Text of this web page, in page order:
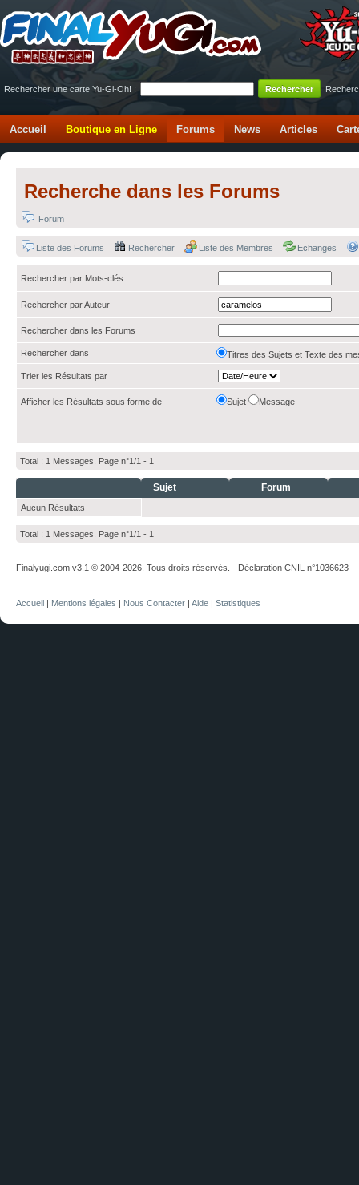
Rechercher une carte Yu-Gi-Oh! :
Accueil Boutique en Ligne Forums News Articles
Recherche dans les Forums
Forum
Liste des Forums Rechercher Liste des Membres Echanges
Rechercher par Mots-clés
Rechercher par Auteur
Rechercher dans les Forums
Rechercher dans Titres des Sujets et Texte des
Trier les Résultats par
Afficher les Résultats sous forme de Sujet Message
Total : 1 Messages. Page n°1/1 - 1
Sujet Forum
Aucun Résultats
Total : 1 Messages. Page n°1/1 - 1
Finalyugi.com v3.1 © 2004-2026. Tous droits réservés. - Déclaration CNIL n°1036623
Accueil | Mentions légales | Nous Contacter | Aide | Statistiques